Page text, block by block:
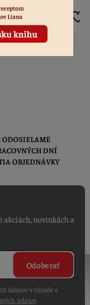
€
DNÍ
akciách, novinkách a
Odoberať
údajov v súlade s
údajov.